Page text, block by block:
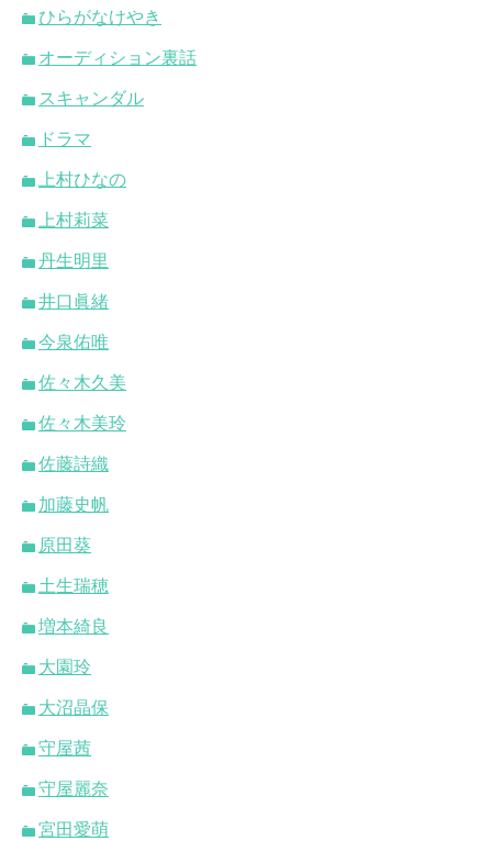
ひらがなけやき
オーディション裏話
スキャンダル
ドラマ
上村ひなの
上村莉菜
丹生明里
井口眞緒
今泉佑唯
佐々木久美
佐々木美玲
佐藤詩織
加藤史帆
原田葵
土生瑞穂
増本綺良
大園玲
大沼晶保
守屋茜
守屋麗奈
宮田愛萌